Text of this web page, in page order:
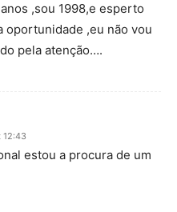
,sou 1998,e esperto
oportunidade ,eu não vou
pela atenção….
12:43
estou a procura de um